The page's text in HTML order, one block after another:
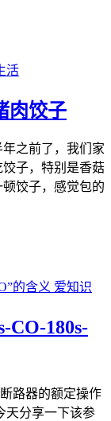
活
肉饺子
之前了，我们家
子，特别是香菇
饺子，感觉包的
爱知识
CO-180s-
路器的额定操作
天分享一下该参